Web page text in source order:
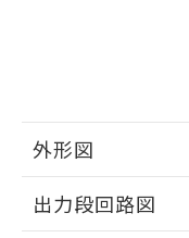
外形図
出力段回路図
引・商
※当社
の共同
用者の
とができます
EU RoHS指
※本証明書は
るもので、過
合意す